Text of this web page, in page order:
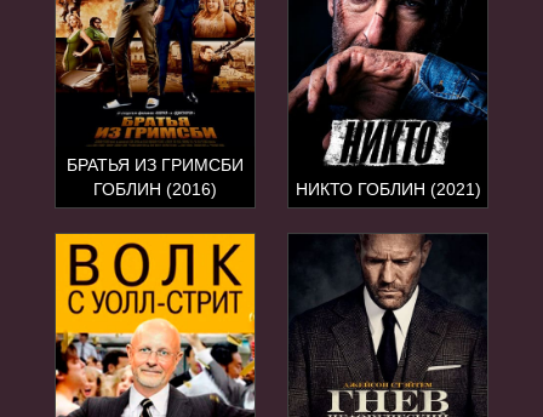
БРАТЬЯ ИЗ ГРИМСБИ
ГОБЛИН (2016)
НИКТО ГОБЛИН (2021)